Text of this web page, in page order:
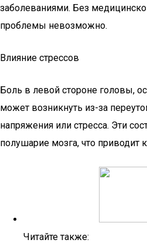
заболеваниями. Без
проблемы невозможно.
Влияние стрессов
Боль в левой стороне головы,
может возникнуть из-за
напряжения или стресса. Эти
полушарие мозга, что приводит
Читайте также: